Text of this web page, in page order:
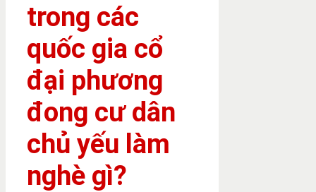
trong các
quốc gia cổ
đại phương
đong cư dân
chủ yếu làm
nghè gì?